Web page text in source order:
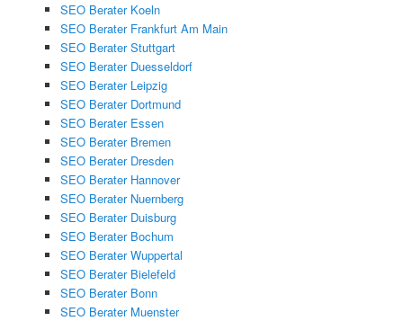
SEO Berater Koeln
SEO Berater Frankfurt Am Main
SEO Berater Stuttgart
SEO Berater Duesseldorf
SEO Berater Leipzig
SEO Berater Dortmund
SEO Berater Essen
SEO Berater Bremen
SEO Berater Dresden
SEO Berater Hannover
SEO Berater Nuernberg
SEO Berater Duisburg
SEO Berater Bochum
SEO Berater Wuppertal
SEO Berater Bielefeld
SEO Berater Bonn
SEO Berater Muenster